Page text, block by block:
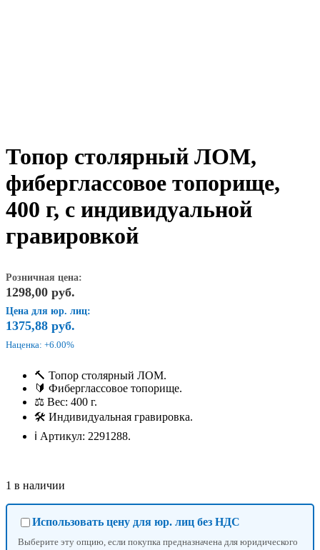
Топор столярный ЛОМ,
фиберглассовое топорище,
400 г, с индивидуальной
гравировкой
Розничная цена:
1298,00 руб.
Цена для юр. лиц:
1375,88 руб.
Наценка: +6.00%
🔨 Топор столярный ЛОМ.
🔰 Фиберглассовое топорище.
⚖️ Вес: 400 г.
🛠️ Индивидуальная гравировка.
ℹ️ Артикул: 2291288.
1 в наличии
Использовать цену для юр. лиц без НДС
Выберите эту опцию, если покупка предназначена для юридического